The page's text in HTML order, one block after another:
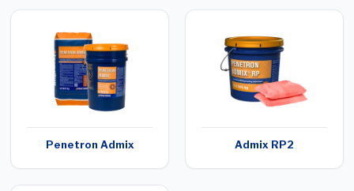
Penetron Admix Admix RP2